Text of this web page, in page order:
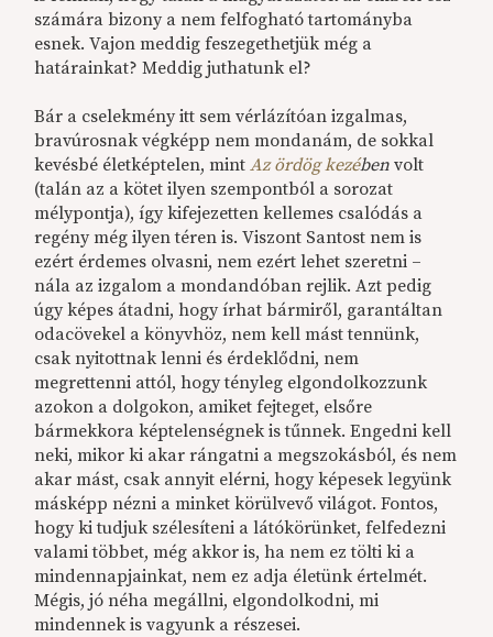
számára bizony a nem felfogható tartományba
esnek. Vajon meddig feszegethetjük még a
határainkat? Meddig juthatunk el?
Bár a cselekmény itt sem vérlázítóan izgalmas,
bravúrosnak végképp nem mondanám, de sokkal
kevésbé életképtelen, mintAz ördög kezében volt
(talán az a kötet ilyen szempontból a sorozat
mélypontja), így kifejezetten kellemes csalódás a
regény még ilyen téren is. Viszont Santost nem is
ezért érdemes olvasni, nem ezért lehet szeretni –
nála az izgalom a mondandóban rejlik. Azt pedig
úgy képes átadni, hogy írhat bármiről, garantáltan
odacövekel a könyvhöz, nem kell mást tennünk,
csak nyitottnak lenni és érdeklődni, nem
megrettenni attól, hogy tényleg elgondolkozzunk
azokon a dolgokon, amiket fejteget, elsőre
bármekkora képtelenségnek is tűnnek. Engedni kell
neki, mikor ki akar rángatni a megszokásból, és nem
akar mást, csak annyit elérni, hogy képesek legyünk
másképp nézni a minket körülvevő világot. Fontos,
hogy ki tudjuk szélesíteni a látókörünket, felfedezni
valami többet, még akkor is, ha nem ez tölti ki a
mindennapjainkat, nem ez adja életünk értelmét.
Mégis, jó néha megállni, elgondolkodni, mi
mindennek is vagyunk a részesei.